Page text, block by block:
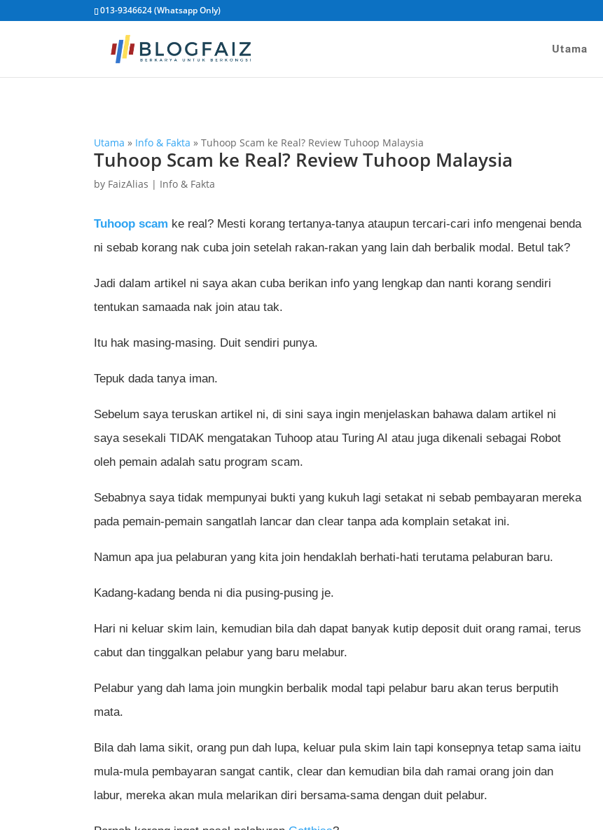
013-9346624 (Whatsapp Only)
Utama
Utama » Info & Fakta »Tuhoop Scam ke Real? Review Tuhoop Malaysia
Tuhoop Scam ke Real? Review Tuhoop Malaysia
by FaizAlias | Info & Fakta
Tuhoop scam ke real? Mesti korang tertanya-tanya ataupun tercari-cari info mengenai benda
ni sebab korang nak cuba join setelah rakan-rakan yang lain dah berbalik modal. Betul tak?
Jadi dalam artikel ni saya akan cuba berikan info yang lengkap dan nanti korang sendiri
tentukan samaada nak join atau tak.
Itu hak masing-masing. Duit sendiri punya.
Tepuk dada tanya iman.
Sebelum saya teruskan artikel ni, di sini saya ingin menjelaskan bahawa dalam artikel ni
saya sesekali TIDAK mengatakan Tuhoop atau Turing AI atau juga dikenali sebagai Robot
oleh pemain adalah satu program scam.
Sebabnya saya tidak mempunyai bukti yang kukuh lagi setakat ni sebab pembayaran mereka
pada pemain-pemain sangatlah lancar dan clear tanpa ada komplain setakat ini.
Namun apa jua pelaburan yang kita join hendaklah berhati-hati terutama pelaburan baru.
Kadang-kadang benda ni dia pusing-pusing je.
Hari ni keluar skim lain, kemudian bila dah dapat banyak kutip deposit duit orang ramai, terus
cabut dan tinggalkan pelabur yang baru melabur.
Pelabur yang dah lama join mungkin berbalik modal tapi pelabur baru akan terus berputih
mata.
Bila dah lama sikit, orang pun dah lupa, keluar pula skim lain tapi konsepnya tetap sama iaitu
mula-mula pembayaran sangat cantik, clear dan kemudian bila dah ramai orang join dan
labur, mereka akan mula melarikan diri bersama-sama dengan duit pelabur.